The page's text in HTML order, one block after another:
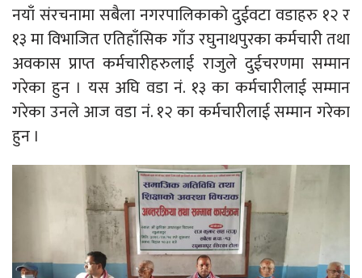
नयाँ संरचनामा सबैला नगरपालिकाको दुईवटा वडाहरु १२ र
१३ मा विभाजित एतिहाँसिक गाँउ रघुनाथपुरका कर्मचारी तथा
अवकास प्राप्त कर्मचारीहरुलाई राजुले दुईचरणमा सम्मान
गरेका हुन । यस अघि वडा नं. १३ का कर्मचारीलाई सम्मान
गरेका उनले आज वडा नंं. १२ का कर्मचारीलाई सम्मान गरेका
हुन ।